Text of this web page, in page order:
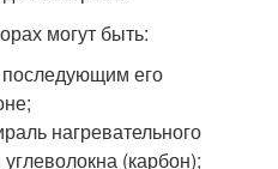
могут быть:
его
нагревательного
(карбон);